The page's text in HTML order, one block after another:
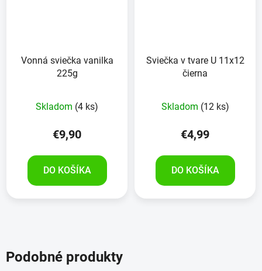
Vonná sviečka vanilka
225g
Skladom (4 ks)
€9,90
DO KOŠÍKA
Sviečka v tvare U 11x12
čierna
Skladom (12 ks)
€4,99
DO KOŠÍKA
Podobné produkty